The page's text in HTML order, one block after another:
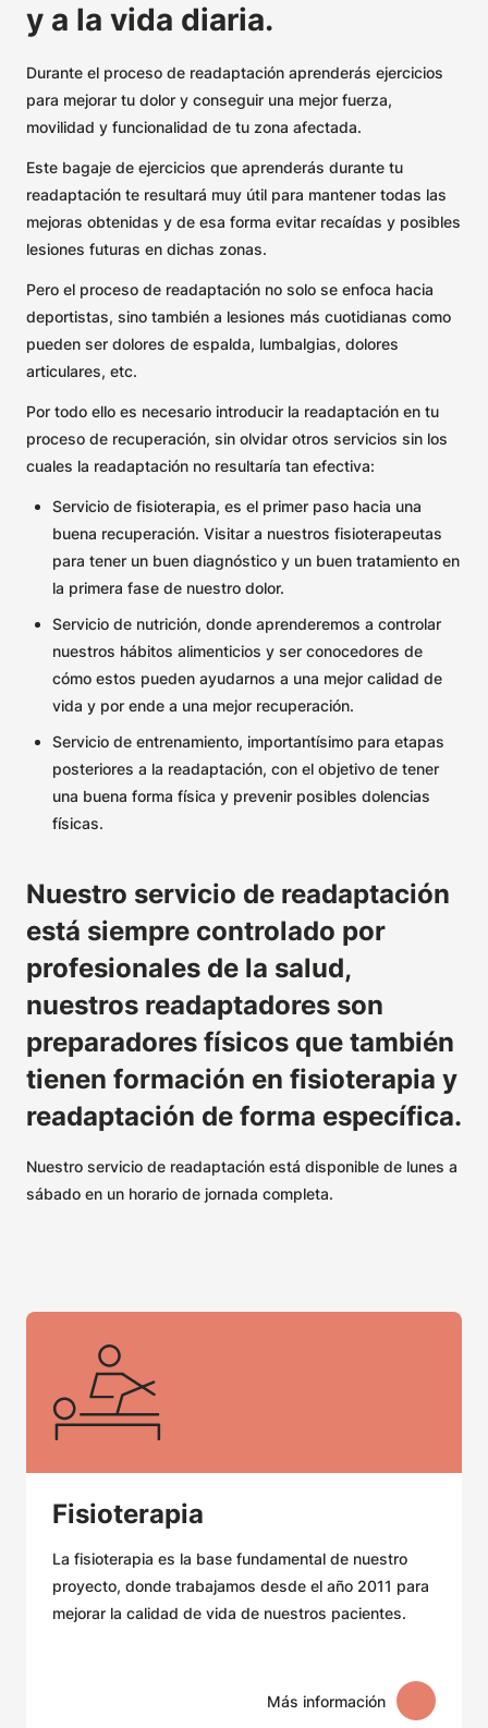
y a la vida diaria.
Durante el proceso de readaptación aprenderás ejercicios
para mejorar tu dolor y conseguir una mejor fuerza,
movilidad y funcionalidad de tu zona afectada.
Este bagaje de ejercicios que aprenderás durante tu
readaptación te resultará muy útil para mantener todas las
mejoras obtenidas y de esa forma evitar recaídas y posibles
lesiones futuras en dichas zonas.
Pero el proceso de readaptación no solo se enfoca hacia
deportistas, sino también a lesiones más cuotidianas como
pueden ser dolores de espalda, lumbalgias, dolores
articulares, etc.
Por todo ello es necesario introducir la readaptación en tu
proceso de recuperación, sin olvidar otros servicios sin los
cuales la readaptación no resultaría tan efectiva:
Servicio de fisioterapia, es el primer paso hacia una
buena recuperación. Visitar a nuestros fisioterapeutas
para tener un buen diagnóstico y un buen tratamiento en
la primera fase de nuestro dolor.
Servicio de nutrición, donde aprenderemos a controlar
nuestros hábitos alimenticios y ser conocedores de
cómo estos pueden ayudarnos a una mejor calidad de
vida y por ende a una mejor recuperación.
Servicio de entrenamiento, importantísimo para etapas
posteriores a la readaptación, con el objetivo de tener
una buena forma física y prevenir posibles dolencias
físicas.
Nuestro servicio de readaptación
está siempre controlado por
profesionales de la salud,
nuestros readaptadores son
preparadores físicos que también
tienen formación en fisioterapia y
readaptación de forma específica.
Nuestro servicio de readaptación está disponible de lunes a
sábado en un horario de jornada completa.
Fisioterapia
La fisioterapia es la base fundamental de nuestro
proyecto, donde trabajamos desde el año 2011 para
mejorar la calidad de vida de nuestros pacientes.
Más información